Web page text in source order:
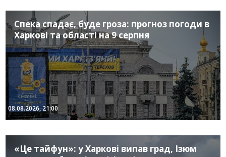
Спека спадає, буде гроза: прогноз погоди в
Харкові та області на 9 серпня
08.08.2026, 21:00
«Це тайфун»: у Харкові випав град, Ізюм